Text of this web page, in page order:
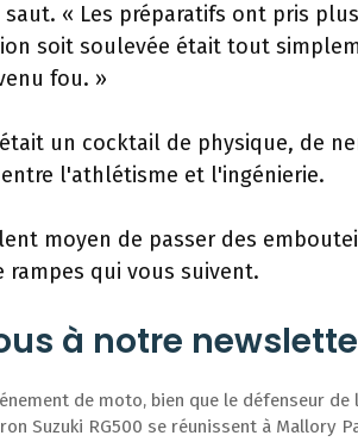
saut. « Les préparatifs ont pris
soit soulevée était tout
fou. »
un cocktail de physique, de
l'athlétisme et l'ingénierie.
moyen de passer des
rampes qui vous suivent.
à notre
de moto, bien que le défenseur
Suzuki RG500 se réunissent à Mallory